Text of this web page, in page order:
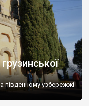
південному узбережжі